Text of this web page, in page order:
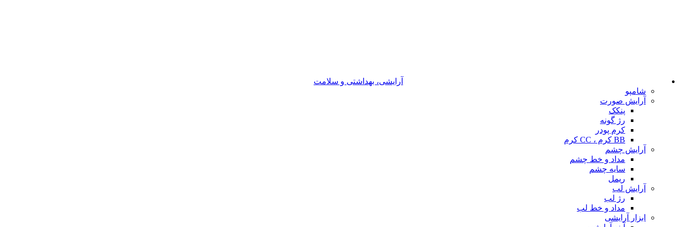
آرایشی، بهداشتی و سلامت
شامپو
آرایش صورت
پنکک
رژ گونه
کرم پودر
BB کرم ، CC کرم
آرایش چشم
مداد و خط چشم
سایه چشم
ریمل
آرایش لب
رژ لب
مداد و خط لب
ابزار آرایشی